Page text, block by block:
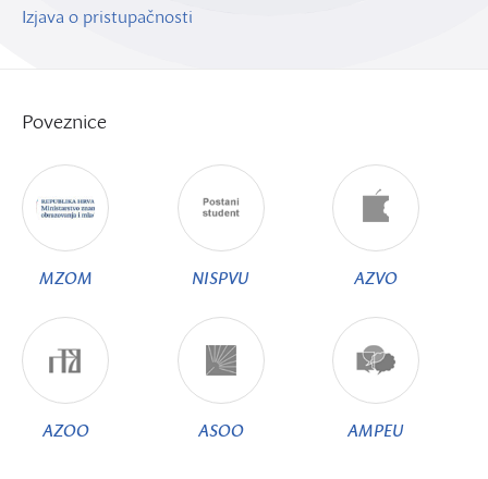
Izjava o pristupačnosti
Poveznice
MZOM NISPVU AZVO
AZOO ASOO AMPEU